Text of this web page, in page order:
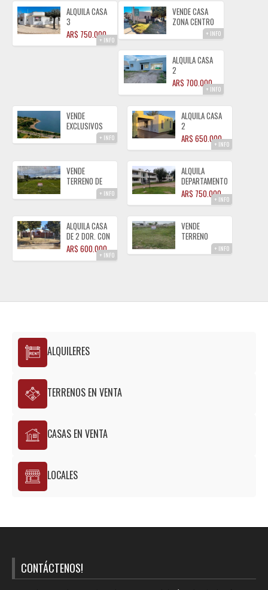
DEL ESTE
ALMAFUERTE
ALQUILA CASA
3
DORMITORIOS
CON GAS
AR$ 750.000+ INFO
VENDE CASA
ZONA CENTRO
DORMITORIOS
CON GAS
NATURAL
+ INFO
ALQUILA CASA
2
DORMITORIOS
B° TIERRAS
AR$ 700.000+ INFO
VENDE
EXCLUSIVOS
LOTES FRENTE
LAGO PIEDRAS
ALMAFUERTE
CBA
+ INFO
ALQUILA CASA
2
DORMITORIOS
B° TIERRAS
ALMAFUERTE
AR$ 650.000+ INFO
VENDE
TERRENO DE
TIERRAS DEL
ALMAFUERTE
+ INFO
ALQUILA
DEPARTAMENTO
COMPLEJO
CASONAS DEL
ALMAFUERTE
AR$ 750.000+ INFO
ALQUILA CASA
DE 2 DOR. CON
GAS NATURAL
ALMAFUERTE
AR$ 600.000+ INFO
VENDE
TERRENO
SOBRE CALLE
CORDOBA
+ INFO
ALQUILERES
TERRENOS EN VENTA
CASAS EN VENTA
LOCALES
CONTÁCTENOS!